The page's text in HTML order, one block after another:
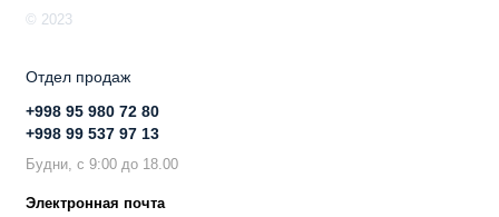
Лицензия RouterOS:
© 2023
Отдел продаж
+998 95 980 72 80
+998 99 537 97 13
Будни, с 9:00 до 18.00
Электронная почта